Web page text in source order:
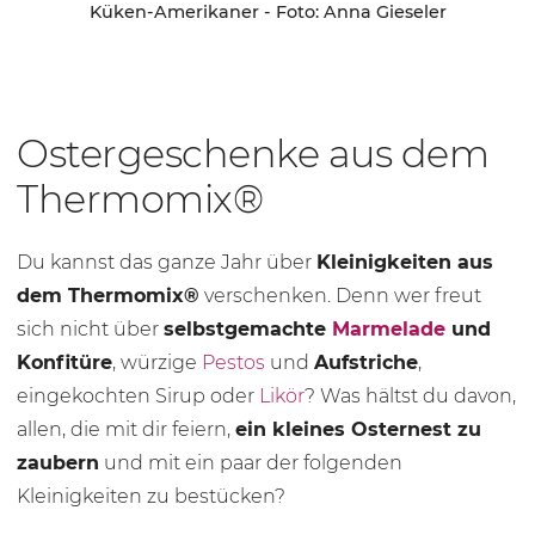
Küken-Amerikaner - Foto: Anna Gieseler
Ostergeschenke aus dem
Thermomix®
Du kannst das ganze Jahr über Kleinigkeiten aus
dem Thermomix® verschenken. Denn wer freut
sich nicht über selbstgemachte Marmelade und
Konfitüre, würzige Pestos und Aufstriche,
eingekochten Sirup oder Likör? Was hältst du davon,
allen, die mit dir feiern, ein kleines Osternest zu
zaubern und mit ein paar der folgenden
Kleinigkeiten zu bestücken?